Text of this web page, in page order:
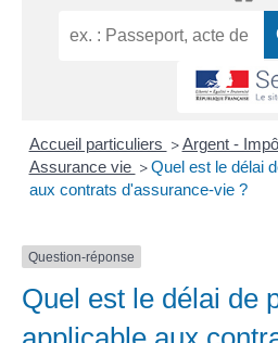
Accueil particuliers > Argent -
Assurance vie > Quel est le délai
aux contrats d'assurance-vie ?
Question-réponse
Quel est le délai de